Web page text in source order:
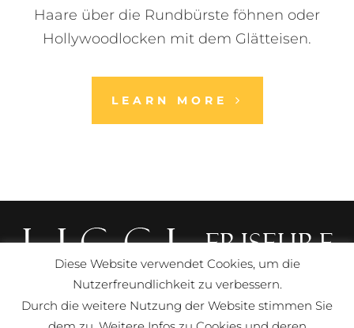
Haare über die Rundbürste föhnen oder
Hollywoodlocken mit dem Glätteisen.
LEARN MORE
Impressum Datenschutzerklärung
Diese Website verwendet Cookies, um die
Nutzerfreundlichkeit zu verbessern.
Durch die weitere Nutzung der Website stimmen Sie